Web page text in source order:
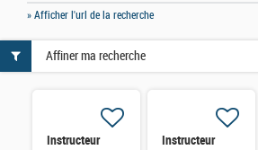
» Afficher l'url de la recherche
Instructeur
Instructeur
Affiner ma recherche